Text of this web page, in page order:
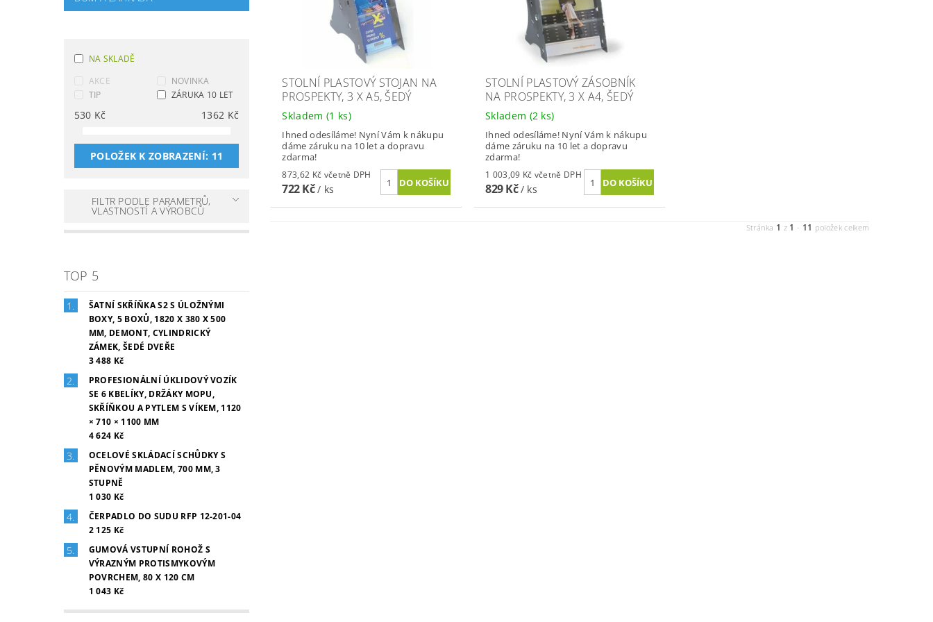
NA SKLADĚ
AKCE
NOVINKA
TIP
ZÁRUKA 10 LET
530 Kč 1362 Kč
POLOŽEK K ZOBRAZENÍ: 11
FILTR PODLE PARAMETRŮ,
VLASTNOSTÍ A VÝROBCŮ
TOP 5
ŠATNÍ SKŘÍŇKA S2 S ÚLOŽNÝMI
BOXY, 5 BOXŮ, 1820 X 380 X 500
MM, DEMONT, CYLINDRICKÝ
ZÁMEK, ŠEDÉ DVEŘE
3 488 Kč
PROFESIONÁLNÍ ÚKLIDOVÝ VOZÍK
SE 6 KBELÍKY, DRŽÁKY MOPU,
SKŘÍŇKOU A PYTLEM S VÍKEM, 1120
× 710 × 1100 MM
4 624 Kč
OCELOVÉ SKLÁDACÍ SCHŮDKY S
PĚNOVÝM MADLEM, 700 MM, 3
STUPNĚ
1 030 Kč
ČERPADLO DO SUDU RFP 12-201-04
2 125 Kč
GUMOVÁ VSTUPNÍ ROHOŽ S
VÝRAZNÝM PROTISMYKOVÝM
POVRCHEM, 80 X 120 CM
1 043 Kč
STOLNÍ PLASTOVÝ STOJAN NA
PROSPEKTY, 3 X A5, ŠEDÝ
Skladem (1 ks)
Ihned odesíláme! Nyní Vám k nákupu
dáme záruku na 10 let a dopravu
zdarma!
873,62 Kč včetně DPH
722 Kč/ ks
STOLNÍ PLASTOVÝ ZÁSOBNÍK
NA PROSPEKTY, 3 X A4, ŠEDÝ
Skladem (2 ks)
Ihned odesíláme! Nyní Vám k nákupu
dáme záruku na 10 let a dopravu
zdarma!
1 003,09 Kč včetně DPH
829 Kč/ ks
Stránka 1 z 1 - 11 položek celkem